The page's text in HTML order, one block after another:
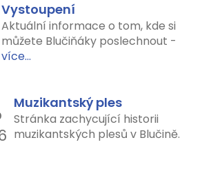
Vystoupení
Aktuální informace o tom, kde si
můžete Blučiňáky poslechnout -
více...
Muzikantský ples
Stránka zachycující historii
muzikantských plesů v Blučině.